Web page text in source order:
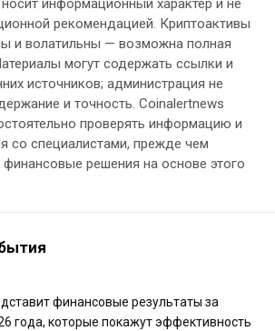
информационный характер и не
рекомендацией. Криптоактивы
и волатильны — возможна полная
могут содержать ссылки и
источников; администрация не
и точность. Coinalertnews
проверять информацию и
со специалистами, прежде чем
решения на основе этого
финансовые результаты за
года, которые покажут эффективность